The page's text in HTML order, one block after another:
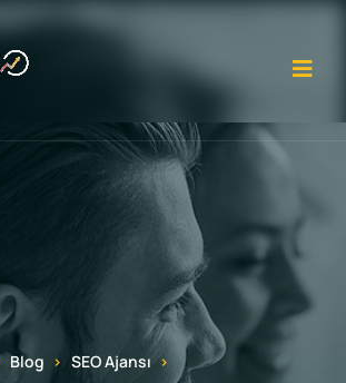
Blog
SEO Ajansı